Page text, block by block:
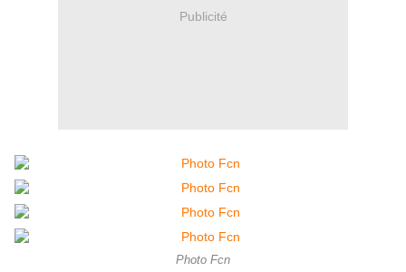
Publicité
Photo Fcn